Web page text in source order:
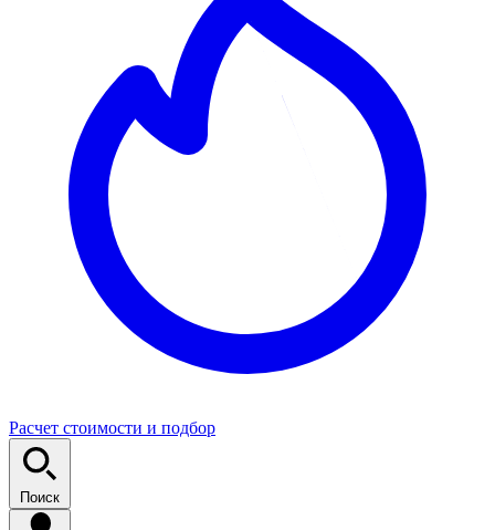
Расчет стоимости и подбор
Поиск